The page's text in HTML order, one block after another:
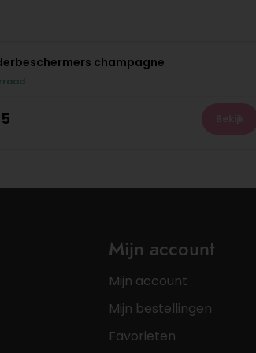
champagne
Mijn account
Mijn account
Mijn bestellingen
Favorieten